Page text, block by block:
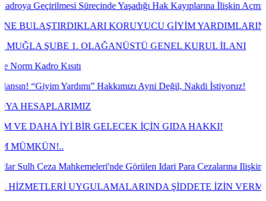
Sürecinde Yaşadığı Hak Kayıplarına İlişkin Açmış Olduğumuz
KORUYUCU GİYİM YARDIMLARINA NE OLDU?
1. OLAĞANÜSTÜ GENEL KURUL İLANI
Hakkımızı Ayni Değil, Nakdi İstiyoruz!
BİR GELECEK İÇİN GIDA HAKKI!
Görülen Idari Para Cezalarına Ilişkin Davaların
ŞİDDETE İZİN VERMEYECEĞİZ!